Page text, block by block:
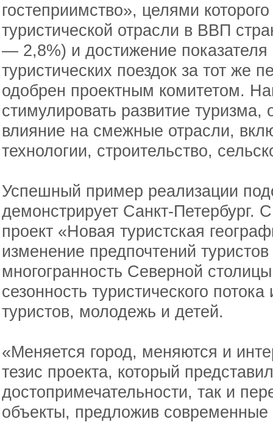
гостеприимство», целями
туристической отрасли в ВВП
— 2,8%) и достижение
туристических поездок за тот же
одобрен проектным комитетом.
стимулировать развитие туризма,
влияние на смежные отрасли,
технологии, строительство,
Успешный пример реализации
демонстрирует Санкт-Петербург.
проект «Новая туристская
изменение предпочтений
многогранность Северной
сезонность туристического
туристов, молодежь и детей.
«Меняется город, меняются и
тезис проекта, который
достопримечательности, так и
объекты, предложив